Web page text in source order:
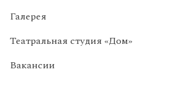
Галерея
Театральная студия «Дом»
Вакансии